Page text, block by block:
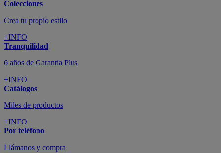
Colecciones
Crea tu propio estilo
+INFO
Tranquilidad
6 años de Garantía Plus
+INFO
Catálogos
Miles de productos
+INFO
Por teléfono
Llámanos y compra